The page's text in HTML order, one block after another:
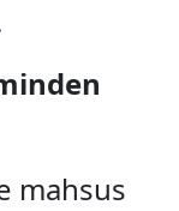
mahsus